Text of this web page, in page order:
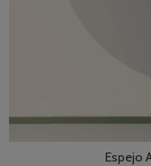
Espejo